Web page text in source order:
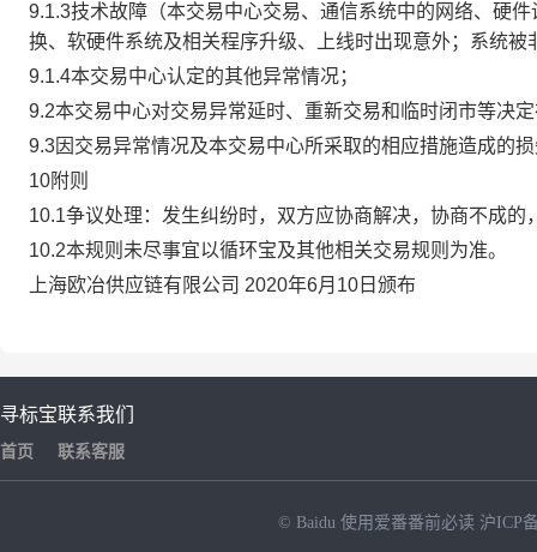
9.1.3技术故障（本交易中心交易、通信系统中的网络、硬
换、软硬件系统及相关程序升级、上线时出现意外；系统
9.1.4本交易中心认定的其他异常情况；
9.2本交易中心对交易异常延时、重新交易和临时闭市等决
9.3因交易异常情况及本交易中心所采取的相应措施造成的
10附则
10.1争议处理：发生纠纷时，双方应协商解决，协商不成
10.2本规则未尽事宜以循环宝及其他相关交易规则为准。
上海欧冶供应链有限公司 2020年6月10日颁布
寻标宝
首页
联系我们
联系客服
© Baidu 使用爱番番前必读 沪ICP